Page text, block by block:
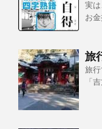
実
お
旅
旅
「